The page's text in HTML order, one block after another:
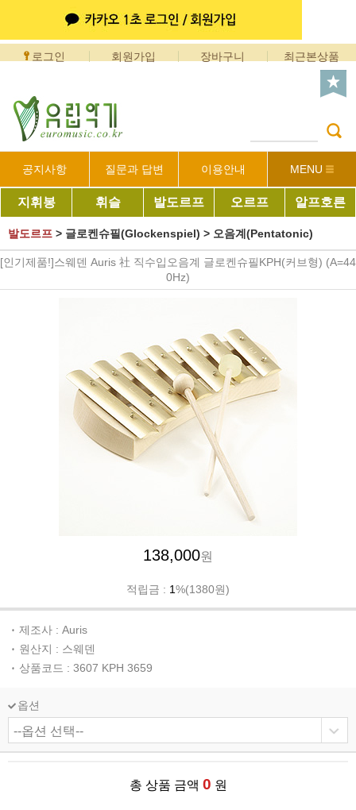
로그인 회원가입 장바구니 최근본상품
공지사항 질문과 답변 이용안내 MENU
지휘봉 휘슬 발도르프 오르프 알프호른
발도르프 > 글로켄슈필(Glockenspiel) > 오음계(Pentatonic)
[인기제품!]스웨덴 Auris 社 직수입오음계 글로켄슈필KPH(커브형) (A=44
0Hz)
138,000원
적립금 : 1%(1380원)
제조사 : Auris
원산지 : 스웨덴
상품코드 : 3607 KPH 3659
옵션
총 상품 금액 0 원